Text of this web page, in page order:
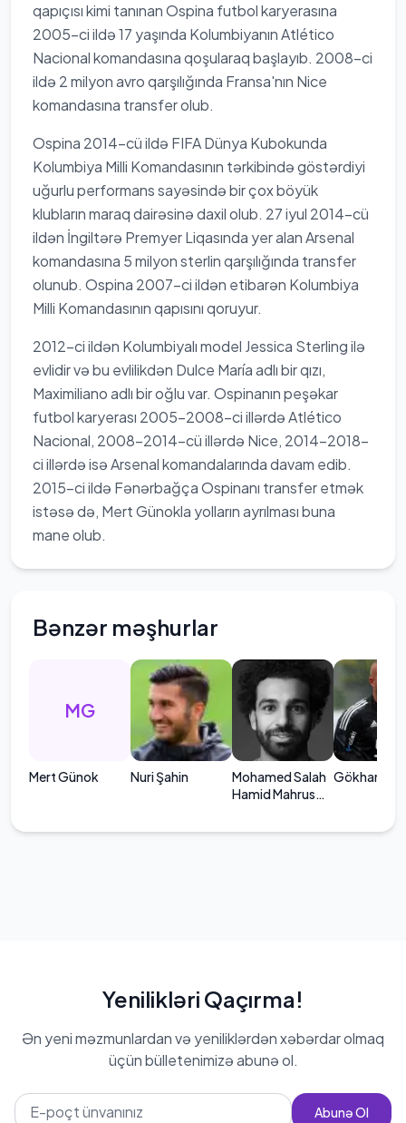
qapıçısı kimi tanınan Ospina futbol karyerasına
2005-ci ildə 17 yaşında Kolumbiyanın Atlético
Nacional komandasına qoşularaq başlayıb. 2008-ci
ildə 2 milyon avro qarşılığında Fransa'nın Nice
komandasına transfer olub.
Ospina 2014-cü ildə FIFA Dünya Kubokunda
Kolumbiya Milli Komandasının tərkibində göstərdiyi
uğurlu performans sayəsində bir çox böyük
klubların maraq dairəsinə daxil olub. 27 iyul 2014-cü
ildən İngiltərə Premyer Liqasında yer alan Arsenal
komandasına 5 milyon sterlin qarşılığında transfer
olunub. Ospina 2007-ci ildən etibarən Kolumbiya
Milli Komandasının qapısını qoruyur.
2012-ci ildən Kolumbiyalı model Jessica Sterling ilə
evlidir və bu evlilikdən Dulce María adlı bir qızı,
Maximiliano adlı bir oğlu var. Ospinanın peşəkar
futbol karyerası 2005-2008-ci illərdə Atlético
Nacional, 2008-2014-cü illərdə Nice, 2014-2018-
ci illərdə isə Arsenal komandalarında davam edib.
2015-ci ildə Fənərbağça Ospinanı transfer etmək
istəsə də, Mert Günokla yolların ayrılması buna
mane olub.
Bənzər məşhurlar
MG
Mert Günok Nuri Şahin
Mohamed Salah
Hamid Mahrus
Gökhan
Yenilikləri Qaçırma!
Ən yeni məzmunlardan və yeniliklərdən xəbərdar olmaq
üçün bülletenimizə abunə ol.
Abunə Ol